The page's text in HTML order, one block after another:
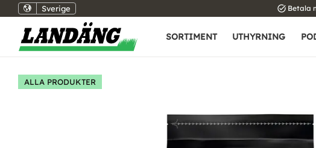
Sverige task_alt Betala
SORTIMENT UTHYRNING
ALLA PRODUKTER